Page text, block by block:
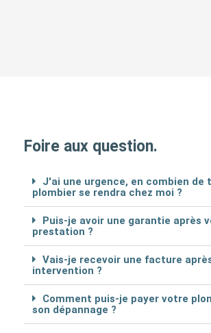
Foire aux question.
J'ai une urgence, en combien de
plombier se rendra chez moi ?
Puis-je avoir une garantie après
prestation ?
Vais-je recevoir une facture
intervention ?
Comment puis-je payer votre
son dépannage ?